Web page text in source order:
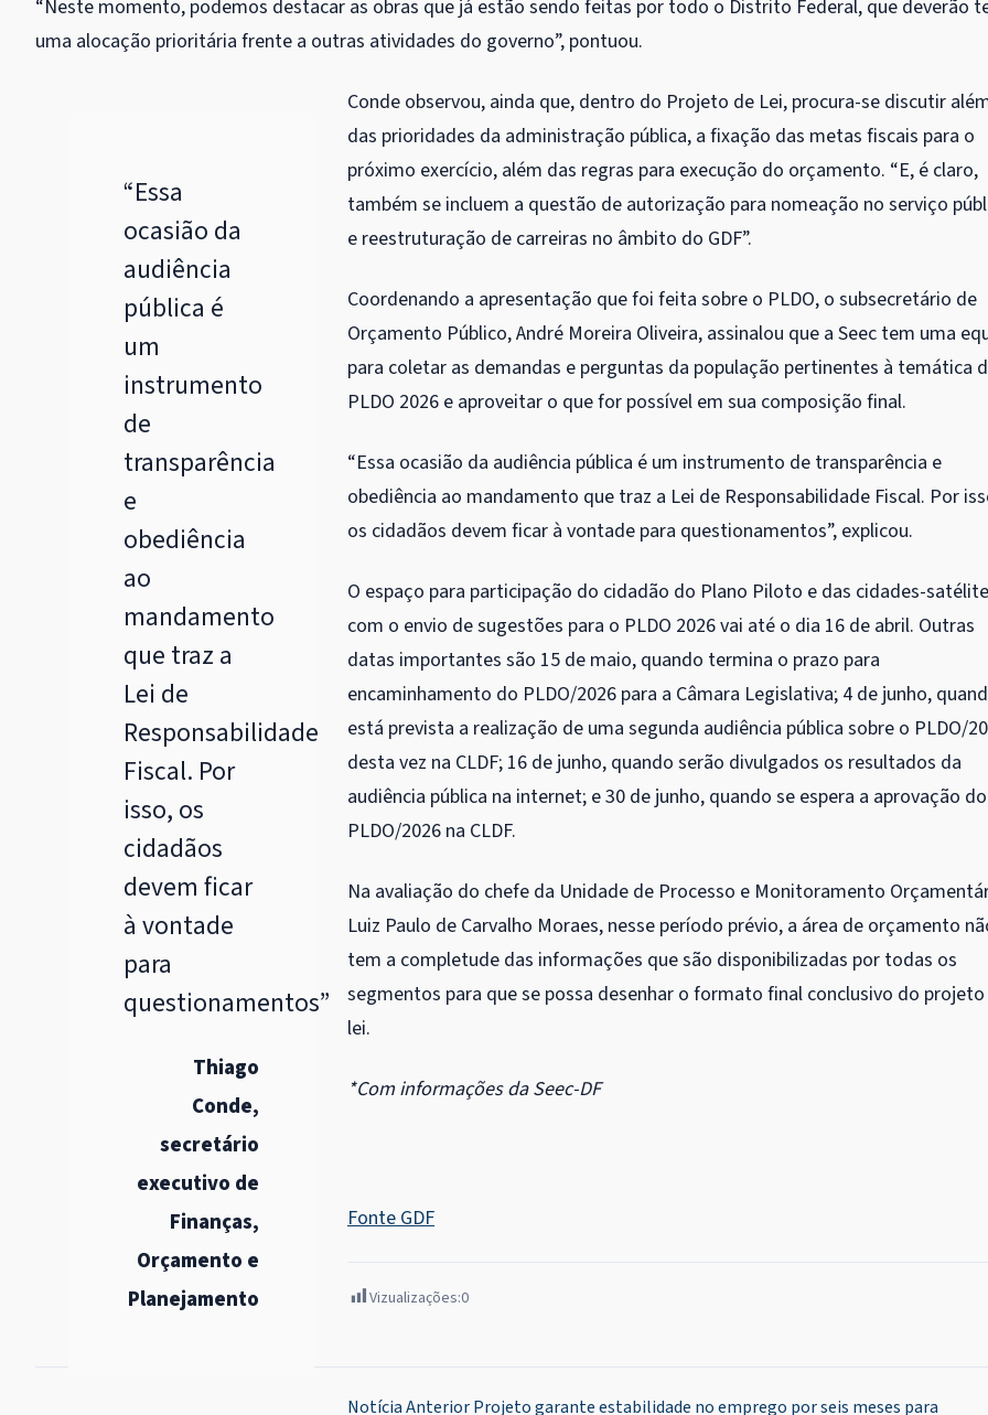
“Neste momento, podemos destacar as obras que já estão sendo feitas por todo o Distrito Federal, que deverão
uma alocação prioritária frente a outras atividades do governo”, pontuou.
“Essa
ocasião da
audiência
pública é
um
instrumento
de
transparência
e
obediência
ao
mandamento
que traz a
Lei de
Responsabilidade
Fiscal. Por
isso, os
cidadãos
devem ficar
à vontade
para
questionamentos”
Thiago
Conde,
secretário
executivo de
Finanças,
Orçamento e
Planejamento
Conde observou, ainda que, dentro do Projeto de Lei, procura-se discutir
das prioridades da administração pública, a fixação das metas fiscais para o
próximo exercício, além das regras para execução do orçamento. “E, é claro,
também se incluem a questão de autorização para nomeação no serviço
e reestruturação de carreiras no âmbito do GDF”.
Coordenando a apresentação que foi feita sobre o PLDO, o subsecretário de
Orçamento Público, André Moreira Oliveira, assinalou que a Seec tem uma
para coletar as demandas e perguntas da população pertinentes à temática
PLDO 2026 e aproveitar o que for possível em sua composição final.
“Essa ocasião da audiência pública é um instrumento de transparência e
obediência ao mandamento que traz a Lei de Responsabilidade Fiscal. Por
os cidadãos devem ficar à vontade para questionamentos”, explicou.
O espaço para participação do cidadão do Plano Piloto e das cidades-
com o envio de sugestões para o PLDO 2026 vai até o dia 16 de abril. Outras
datas importantes são 15 de maio, quando termina o prazo para
encaminhamento do PLDO/2026 para a Câmara Legislativa; 4 de junho,
está prevista a realização de uma segunda audiência pública sobre o PLDO/
desta vez na CLDF; 16 de junho, quando serão divulgados os resultados da
audiência pública na internet; e 30 de junho, quando se espera a aprovação do
PLDO/2026 na CLDF.
Na avaliação do chefe da Unidade de Processo e Monitoramento
Luiz Paulo de Carvalho Moraes, nesse período prévio, a área de orçamento
tem a completude das informações que são disponibilizadas por todas os
segmentos para que se possa desenhar o formato final conclusivo do
lei.
*Com informações da Seec-DF
Fonte GDF
Vizualizações:0
Notícia AnteriorProjeto garante estabilidade no emprego por seis meses para